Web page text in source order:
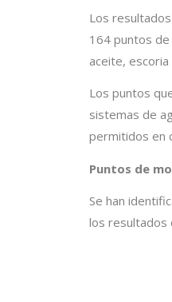
Los
164 puntos
aceite,
Los puntos
sistemas de
permitidos en
Puntos de
Se han
los resultados